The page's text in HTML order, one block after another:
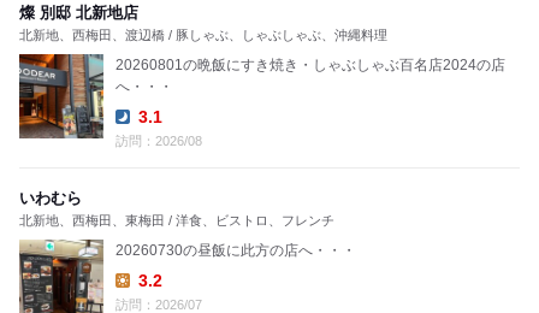
燦 別邸 北新地店
北新地、西梅田、渡辺橋 / 豚しゃぶ、しゃぶしゃぶ、沖縄料理
20260801の晩飯にすき焼き・しゃぶしゃぶ百名店2024の店
へ・・・
Dinner:
3.1
訪問：2026/08
いわむら
北新地、西梅田、東梅田 / 洋食、ビストロ、フレンチ
20260730の昼飯に此方の店へ・・・
Lunch:
3.2
訪問：2026/07